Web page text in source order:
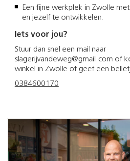
Een fijne werkplek in Zwolle
en jezelf te ontwikkelen.
Iets voor jou?
Stuur dan snel een mail naar
slagerijvandeweg@gmail.com of
winkel in Zwolle of geef een
0384600170